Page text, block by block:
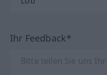
Ihr Feedback*